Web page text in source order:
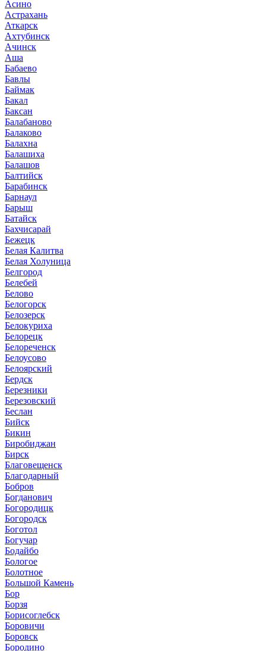
Асино
Астрахань
Аткарск
Ахтубинск
Ачинск
Аша
Бабаево
Бавлы
Баймак
Бакал
Баксан
Балабаново
Балаково
Балахна
Балашиха
Балашов
Балтийск
Барабинск
Барнаул
Барыш
Батайск
Бахчисарай
Бежецк
Белая Калитва
Белая Холуница
Белгород
Белебей
Белово
Белогорск
Белозерск
Белокуриха
Белорецк
Белореченск
Белоусово
Белоярский
Бердск
Березники
Березовский
Беслан
Бийск
Бикин
Биробиджан
Бирск
Благовещенск
Благодарный
Бобров
Богданович
Богородицк
Богородск
Боготол
Богучар
Бодайбо
Бологое
Болотное
Большой Камень
Бор
Борзя
Борисоглебск
Боровичи
Боровск
Бородино